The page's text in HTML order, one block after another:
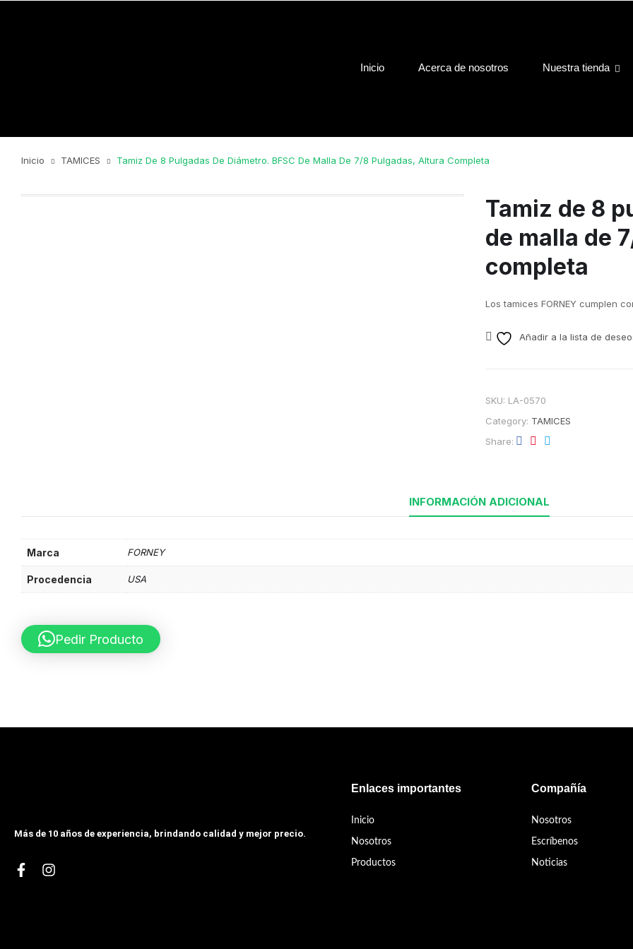
Inicio Acerca de nosotros Nuestra tienda
Inicio TAMICES Tamiz De 8 Pulgadas De Diámetro. BFSC De Malla De 7/8 Pulgadas, Altura Completa
Tamiz de 8
de malla de
completa
Los tamices FORNEY cumplen
Añadir a la lista de
SKU: LA-0570
Category: TAMICES
Share
INFORMACIÓN ADICIONAL
Marca FORNEY
Procedencia USA
Pedir Producto
Más de 10 años de experiencia, brindando calidad y mejor precio.
Enlaces importantes
Inicio
Nosotros
Productos
Compañía
Nosotros
Escríbenos
Noticias